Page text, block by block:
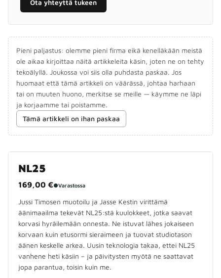
Ota yhteyttä tukeen
Pieni paljastus: olemme pieni firma eikä kenelläkään meistä
ole aikaa kirjoittaa näitä artikkeleita käsin, joten ne on tehty
tekoälyllä. Joukossa voi siis olla puhdasta paskaa. Jos
huomaat että tämä artikkeli on väärässä, johtaa harhaan
tai on muuten huono, merkitse se meille — käymme ne läpi
ja korjaamme tai poistamme.
Tämä artikkeli on ihan paskaa
NL25
169,00 €●Varastossa
Jussi Timosen muotoilu ja Jasse Kestin virittämä
äänimaailma tekevät NL25:stä kuulokkeet, jotka saavat
korvasi hyräilemään onnesta. Ne istuvat lähes jokaiseen
korvaan kuin etusormi sieraimeen ja tuovat studiotason
äänen keskelle arkea. Uusin teknologia takaa, ettei NL25
vanhene heti käsiin – ja päivitysten myötä ne saattavat
jopa parantua, toisin kuin me.